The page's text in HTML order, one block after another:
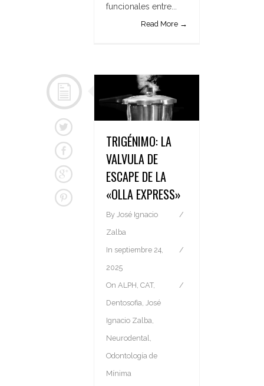
funcionales entre...
Read More →
TRIGÉNIMO: LA
VALVULA DE
ESCAPE DE LA
«OLLA EXPRESS»
By José Ignacio
Zalba
In septiembre 24,
2025
On ALPH, CAT,
Dentosofia, José
Ignacio Zalba,
Neurodental,
Odontología de
Mínima